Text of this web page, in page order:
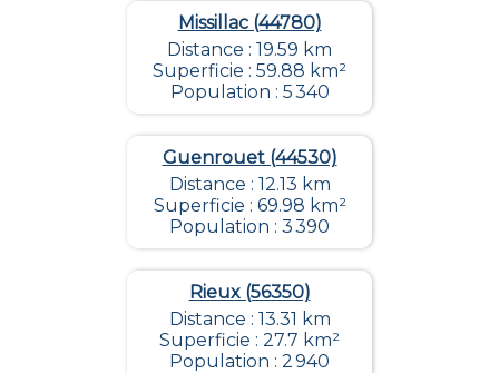
Missillac (44780)
Distance : 19.59 km
Superficie : 59.88 km²
Population : 5 340
Guenrouet (44530)
Distance : 12.13 km
Superficie : 69.98 km²
Population : 3 390
Rieux (56350)
Distance : 13.31 km
Superficie : 27.7 km²
Population : 2 940